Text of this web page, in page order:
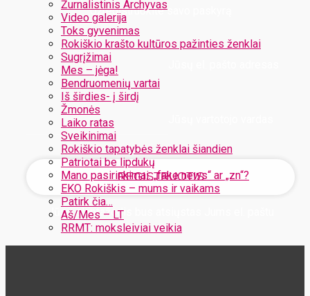
Žurnalistinis Archyvas
Video galerija
Toks gyvenimas
Rokiškio krašto kultūros pažinties ženklai
Sugrįžimai
Mes – jėga!
Bendruomenių vartai
Iš širdies- į širdį
Žmonės
Laiko ratas
Sveikinimai
Rokiškio tapatybės ženklai šiandien
Patriotai be lipdukų
Mano pasirinkimai: „fake news“ ar „zn“?
EKO Rokiškis – mums ir vaikams
Patirk čia…
Aš/Mes – LT
RRMT: moksleiviai veikia
Užregistruokite savo paskyrą
Jūsų slaptažodis bus atsiųstas Jums el. paštu